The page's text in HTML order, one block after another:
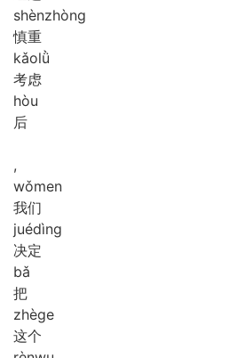
shènzhòng
慎重
kǎolǜ
考虑
hòu
后
,
wǒmen
我们
juédìng
决定
bǎ
把
zhège
这个